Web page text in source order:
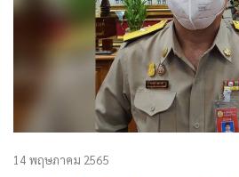
14 พฤษภาคม 2565